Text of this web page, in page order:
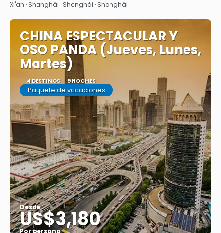
Xi'an · Shanghái · Shanghái · Shanghái
CHINA ESPECTACULAR Y
OSO PANDA (Jueves, Lunes,
Martes)
4 DESTINOS 9 NOCHES
Paquete de vacaciones
Desde
US$3,180
Por persona